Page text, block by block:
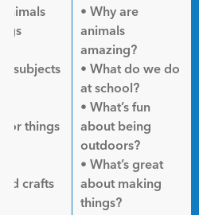
• Why are
animals
amazing?
• What do we do
at school?
• What’s fun
about being
outdoors?
• What’s great
about making
things?
subjects
things
crafts